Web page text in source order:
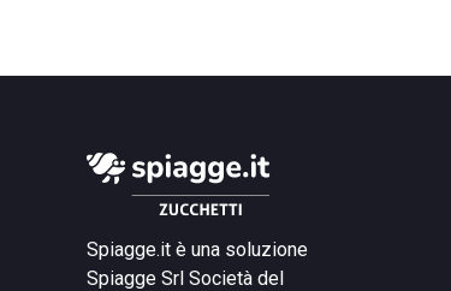
Spiagge.it è una soluzione
Spiagge Srl Società del